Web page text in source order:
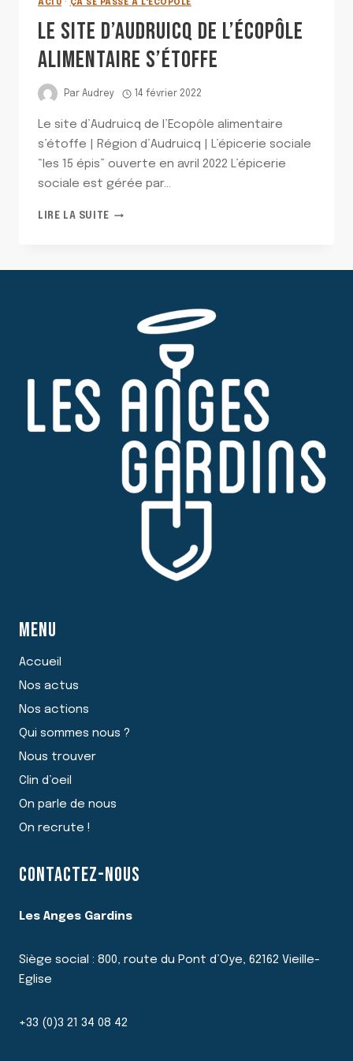
ACTU · ÇA SE PASSE À L'ÉCOPÔLE
LE SITE D’AUDRUICQ DE L’ÉCOPÔLE
ALIMENTAIRE S’ÉTOFFE
Par Audrey 14 février 2022
Le site d’Audruicq de l’Ecopôle alimentaire
s’étoffe | Région d’Audruicq | L’épicerie sociale
“les 15 épis” ouverte en avril 2022 L’épicerie
sociale est gérée par…
LIRE LA SUITELE
MENU
Accueil
Nos actus
Nos actions
Qui sommes nous ?
Nous trouver
Clin d’oeil
On parle de nous
On recrute !
CONTACTEZ-NOUS
Les Anges Gardins
Siège social : 800, route du Pont d’Oye, 62162 Vieille-
Eglise
+33 (0)3 21 34 08 42